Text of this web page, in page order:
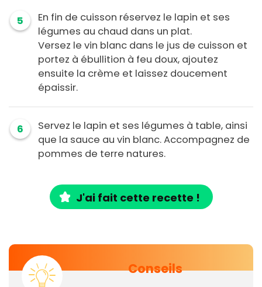
5
En fin de cuisson réservez le lapin et ses
légumes au chaud dans un plat.
Versez le vin blanc dans le jus de cuisson et
portez à ébullition à feu doux, ajoutez
ensuite la crème et laissez doucement
épaissir.
6
Servez le lapin et ses légumes à table, ainsi
que la sauce au vin blanc. Accompagnez de
pommes de terre natures.
J'ai fait cette recette !
Conseils